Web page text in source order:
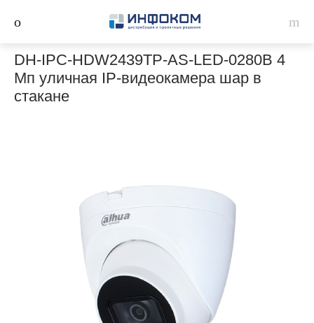
DH-IPC-HDW2439TP-AS-LED-0280B 4
Мп уличная IP-видеокамера шар в
стакане